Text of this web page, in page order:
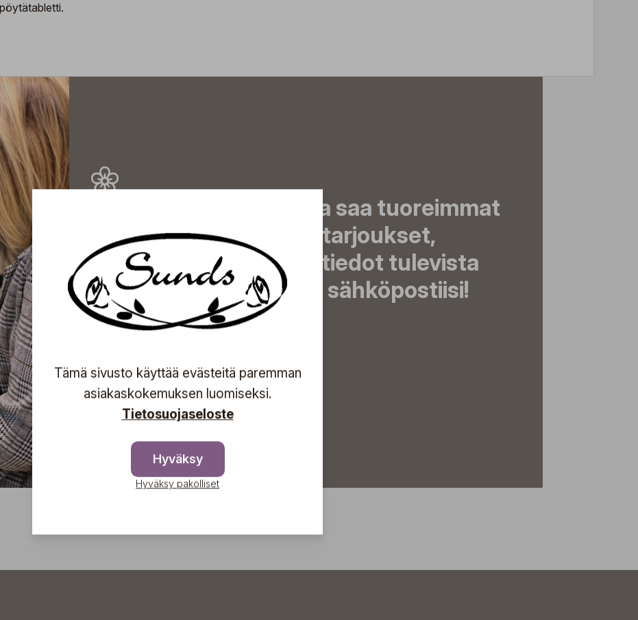
Tilaa uutiskirjeemme ja saa tuoreimmat
uutiset, eksklusiiviset tarjoukset,
inspiroivat vinkit sekä tiedot tulevista
tapahtumista suoraan sähköpostiisi!
Tämä sivusto käyttää evästeitä paremman
asiakaskokemuksen luomiseksi.
Tietosuojaseloste
Hyväksy
Hyväksy pakolliset